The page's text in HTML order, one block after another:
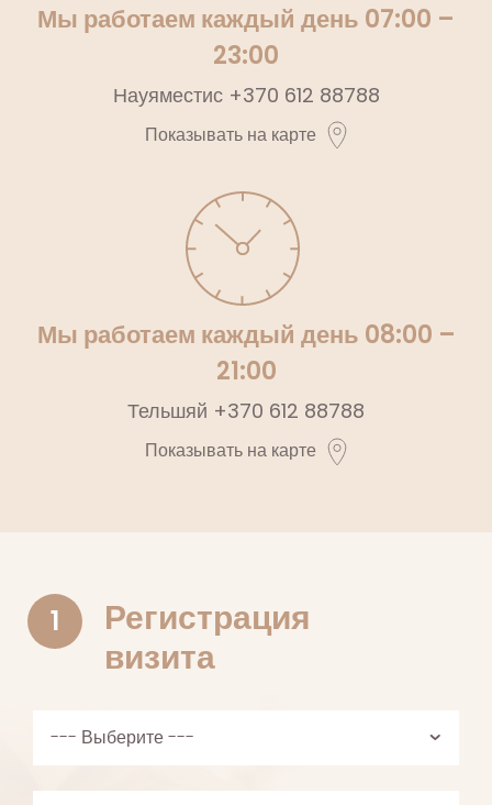
Мы работаем каждый день 07:00 –
23:00
Науяместис +370 612 88788
Показывать на карте
Мы работаем каждый день 08:00 –
21:00
Тельшяй +370 612 88788
Показывать на карте
1
Регистрация
визита